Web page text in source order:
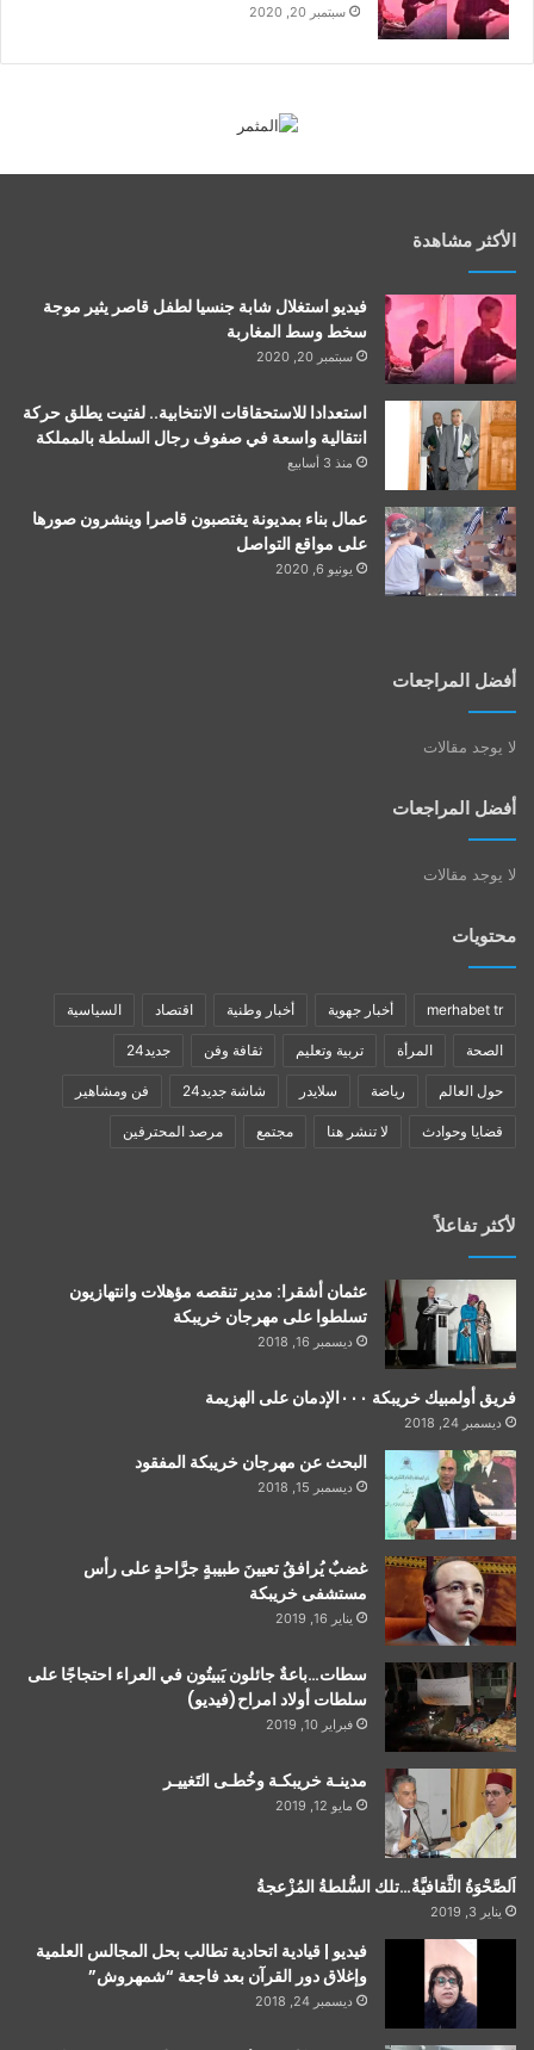
سبتمبر 20, 2020
الأكثر مشاهدة
فيديو استغلال شابة جنسيا لطفل قاصر يثير موجة
سخط وسط المغاربة
سبتمبر 20, 2020
استعدادا للاستحقاقات الانتخابية.. لفتيت يطلق حركة
انتقالية واسعة في صفوف رجال السلطة بالمملكة
منذ 3 أسابيع
عمال بناء بمديونة يغتصبون قاصرا وينشرون صورها
على مواقع التواصل
يونيو 6, 2020
أفضل المراجعات
لا يوجد مقالات
أفضل المراجعات
لا يوجد مقالات
محتويات
merhabet tr أخبار جهوية أخبار وطنية اقتصاد السياسية
الصحة المرأة تربية وتعليم ثقافة وفن جديد24
حول العالم رياضة سلايدر شاشة جديد24 فن ومشاهير
قضايا وحوادث لا تنشر هنا مجتمع مرصد المحترفين
لأكثر تفاعلاً
عثمان أشقرا: مدير تنقصه مؤهلات وانتهازيون
تسلطوا على مهرجان خريبكة
ديسمبر 16, 2018
فريق أولمبيك خريبكة ٠٠٠الإدمان على الهزيمة
ديسمبر 24, 2018
البحث عن مهرجان خريبكة المفقود
ديسمبر 15, 2018
غضبٌ يُرافقُ تعيينَ طبيبةٍ جرَّاحةٍ على رأس
مستشفى خريبكة
يناير 16, 2019
سطات…باعةٌ جائلون يَبيتُون في العراء احتجاجًا على
سلطات أولاد امراح(فيديو)
فبراير 10, 2019
مدينـة خريبكـة وخُطـى التَغييـر
مايو 12, 2019
اَلصَّحْوَةُ الثَّقافيَّةُ…تلك السُّلطةُ المُزْعجةُ
يناير 3, 2019
فيديو | قيادية اتحادية تطالب بحل المجالس العلمية
وإغلاق دور القرآن بعد فاجعة “شمهروش”
ديسمبر 24, 2018